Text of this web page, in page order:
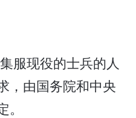
服现役的士兵的人
，由国务院和中央